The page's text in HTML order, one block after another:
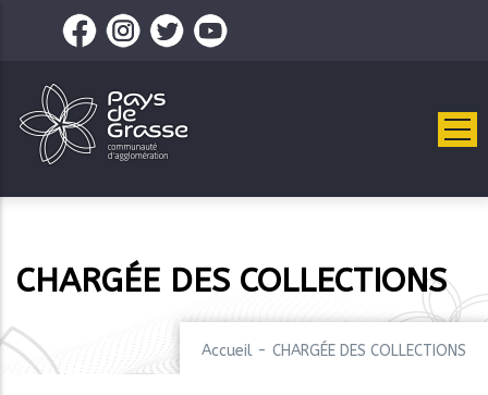
contenu
principal
CHARGÉE DES COLLECTIONS
Accueil - CHARGÉE DES COLLECTIONS